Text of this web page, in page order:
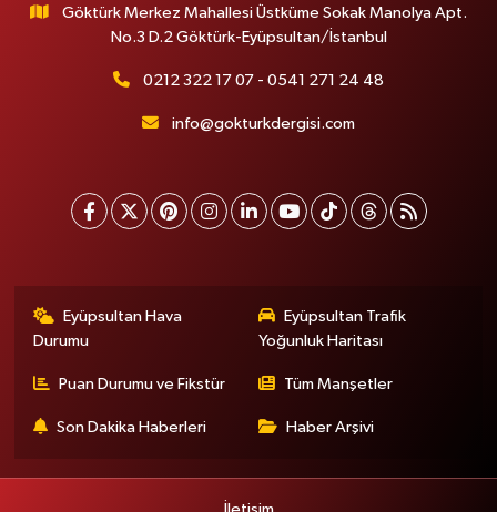
Göktürk Merkez Mahallesi Üstküme Sokak Manolya Apt.
No.3 D.2 Göktürk-Eyüpsultan/İstanbul
0212 322 17 07 - 0541 271 24 48
info@gokturkdergisi.com
Eyüpsultan Hava
Durumu
Eyüpsultan Trafik
Yoğunluk Haritası
Puan Durumu ve Fikstür Tüm Manşetler
Son Dakika Haberleri Haber Arşivi